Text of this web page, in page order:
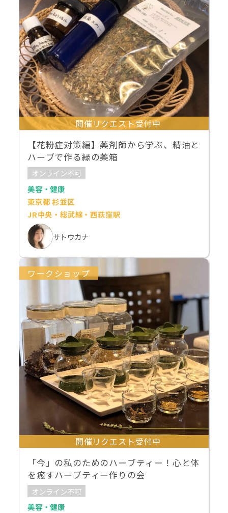
開催リクエスト受付中
【花粉症対策編】薬剤師から学ぶ、精油と
ハーブで作る緑の薬箱
オンライン不可
美容・健康
東京都 杉並区
JR中央・総武線・西荻窪駅
サトウカナ
ワークショップ
開催リクエスト受付中
「今」の私のためのハーブティー！心と体
を癒すハーブティー作りの会
オンライン不可
美容・健康